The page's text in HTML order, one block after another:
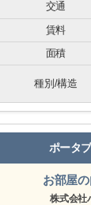
交通
賃料
面積
種別/構造
ポータ
お部屋
株式会社